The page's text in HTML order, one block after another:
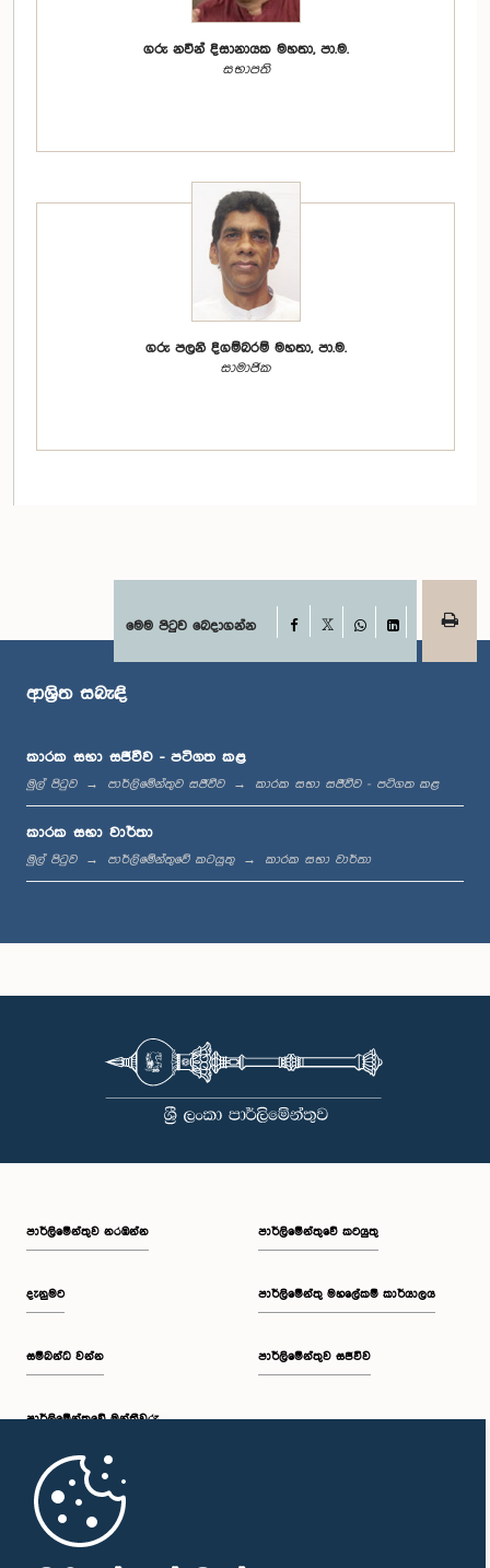
ගරු නවීන් දිසානායක මහතා, පා.ම.
සභාපති
ගරු පලනි දිගම්බරම් මහතා, පා.ම.
සාමාජික
ගරු ආරුමුගන් තොණ්ඩමන් මහතා, පා.ම.
සාමාජික
මෙම පිටුව බෙදාගන්න Facebook
WhatsApp
LinkedIn
ආශ්‍රිත සබැඳි
කාරක සභා සජීවීව - පටිගත කළ
මුල් පිටුව පාර්ලිමේන්තුව සජීවීව කාරක සභා සජීවීව - පටිගත කළ
කාරක සභා වාර්තා
මුල් පිටුව පාර්ලිමේන්තුවේ කටයුතු කාරක සභා වාර්තා
පාර්ලි‌මේන්තුව නරඹන්න
දැනුමට
සම්බන්ධ වන්න
පාර්ලි‌මේන්තුවේ මන්ත්‍රීවරු
මුල් පිටුව
පාර්ලිමේන්තුවේ කටයුතු
පාර්ලිමේන්තු මහලේකම් කාර්යාලය
පාර්ලිමේන්තුව සජීවීව